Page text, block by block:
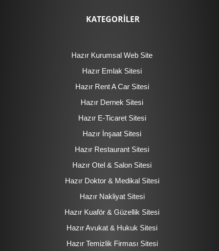
KATEGORİLER
Hazır Kurumsal Web Site
Hazır Emlak Sitesi
Hazır Rent A Car Sitesi
Hazır Dernek Sitesi
Hazır E-Ticaret Sitesi
Hazır İnşaat Sitesi
Hazır Restaurant Sitesi
Hazır Otel & Salon Sitesi
Hazır Doktor & Medikal Sitesi
Hazır Nakliyat Sitesi
Hazır Kuaför & Güzellik Sitesi
Hazır Avukat & Hukuk Sitesi
Hazır Temizlik Firması Sitesi